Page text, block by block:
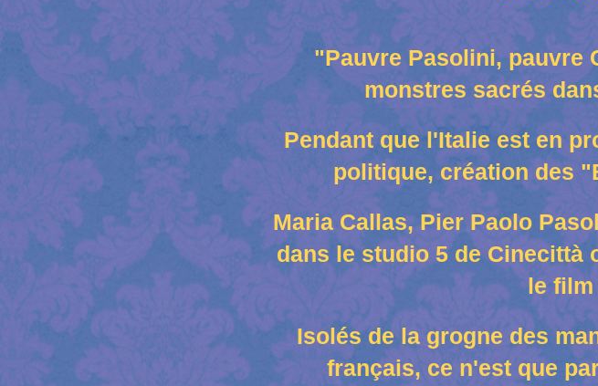
"Pauvre Pasolini, pauvre
monstres sacrés
Pendant que l'Italie est en
politique, création des
Maria Callas, Pier Paolo
dans le studio 5 de Cinecittà
le
Isolés de la grogne des
français, ce n'est que